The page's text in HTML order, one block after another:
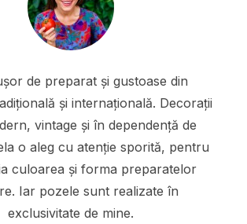
de preparat și gustoase din
și internațională. Decorații
vintage și în dependență de
o aleg cu atenție sporită, pentru
culoarea și forma preparatelor
Iar pozele sunt realizate în
exclusivitate de mine.